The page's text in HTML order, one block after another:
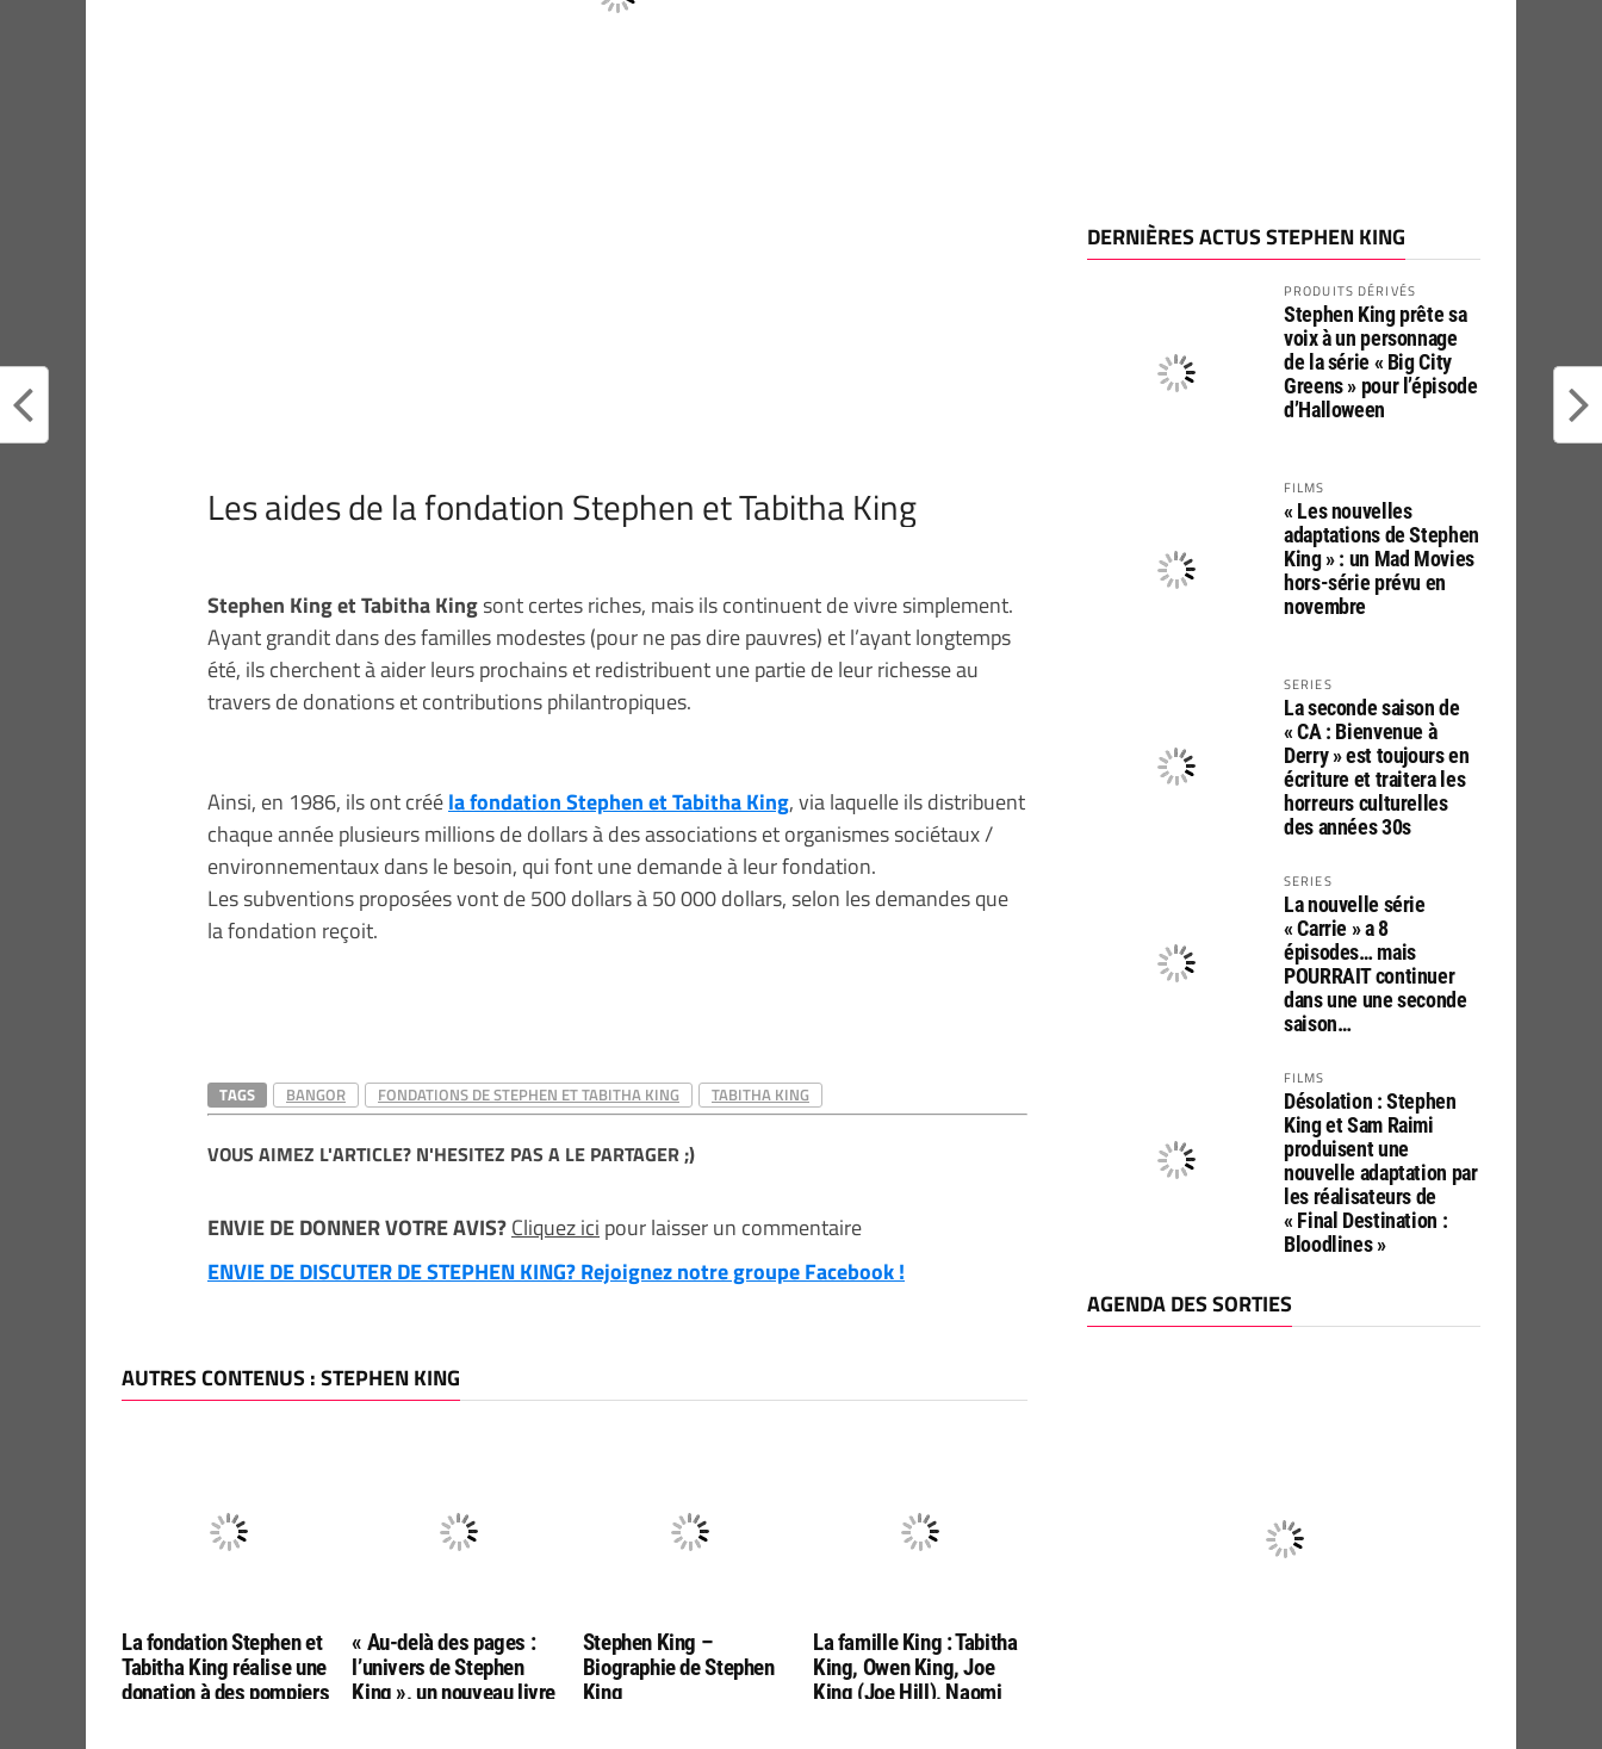
Les aides de la fondation Stephen et Tabitha King
Stephen King et Tabitha Kingsont certes riches, mais ils continuent de vivre simplement.
Ayant grandit dans des familles modestes (pour ne pas dire pauvres) et l’ayant longtemps
été, ils cherchent à aider leurs prochains et redistribuent une partie de leur richesse au
travers de donations et contributions philantropiques.
Ainsi, en 1986, ils ont crééla fondation Stephen et Tabitha King, via laquelle ils distribuent
chaque année plusieurs millions de dollars à des associations et organismes sociétaux /
environnementaux dans le besoin, qui font une demande à leur fondation.
Les subventions proposées vont de 500 dollars à 50 000 dollars, selon les demandes que
la fondation reçoit.
TAGS BANGOR FONDATIONS DE STEPHEN ET TABITHA KING TABITHA KING
VOUS AIMEZ L'ARTICLE? N'HESITEZ PAS A LE PARTAGER ;)
ENVIE DE DONNER VOTRE AVIS?Cliquez ici pour laisser un commentaire
ENVIE DE DISCUTER DE STEPHEN KING? Rejoignez notre groupe Facebook !
AUTRES CONTENUS : STEPHEN KING
La fondation Stephen et
Tabitha King réalise une
donation à des pompiers
« Au-delà des pages :
l’univers de Stephen
King », un nouveau livre
Stephen King –
Biographie de Stephen
King
La famille King : Tabitha
King, Owen King, Joe
King (Joe Hill), Naomi
DERNIÈRES ACTUS STEPHEN KING
PRODUITS DÉRIVÉS
Stephen King prête sa
voix à un personnage
de la série « Big City
Greens » pour l’épisode
d’Halloween
FILMS
« Les nouvelles
adaptations de Stephen
King » : un Mad Movies
hors-série prévu en
novembre
SERIES
La seconde saison de
« CA : Bienvenue à
Derry » est toujours en
écriture et traitera les
horreurs culturelles
des années 30s
SERIES
La nouvelle série
« Carrie » a 8
épisodes… mais
POURRAIT continuer
dans une une seconde
saison…
FILMS
Désolation : Stephen
King et Sam Raimi
produisent une
nouvelle adaptation par
les réalisateurs de
« Final Destination :
Bloodlines »
AGENDA DES SORTIES